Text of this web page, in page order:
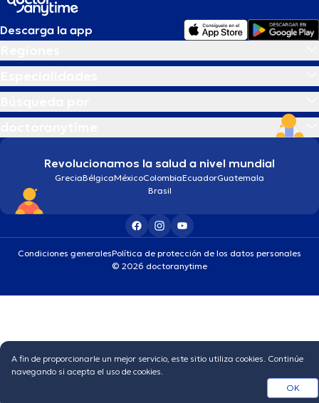
Descarga la app
Revolucionamos la salud a nivel mundial
GreciaBélgicaMéxicoColombiaEcuadorGuatemala
Brasil
Condiciones generalesPolítica de protección de los datos personales
© 2026 doctoranytime
A fin de proporcionarle un mejor servicio, este sitio utiliza cookies. Continúe
navegando si acepta el uso de cookies.
OK